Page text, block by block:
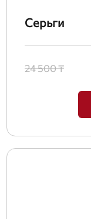
Серьги
24 500 ₸